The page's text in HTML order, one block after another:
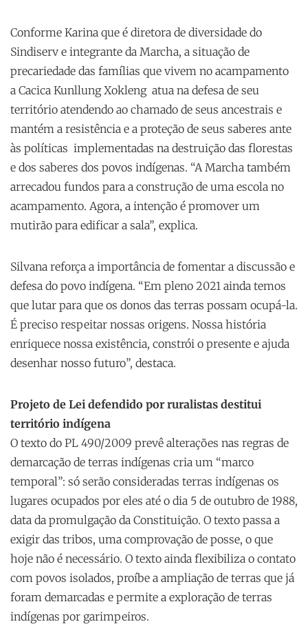
Conforme Karina que é diretora de diversidade do
Sindiserv e integrante da Marcha, a situação de
precariedade das famílias que vivem no acampamento
a Cacica Kunllung Xokleng atua na defesa de seu
território atendendo ao chamado de seus ancestrais e
mantém a resistência e a proteção de seus saberes ante
às políticas implementadas na destruição das florestas
e dos saberes dos povos indígenas. “A Marcha também
arrecadou fundos para a construção de uma escola no
acampamento. Agora, a intenção é promover um
mutirão para edificar a sala”, explica.
Silvana reforça a importância de fomentar a discussão e
defesa do povo indígena. “Em pleno 2021 ainda temos
que lutar para que os donos das terras possam ocupá-la.
É preciso respeitar nossas origens. Nossa história
enriquece nossa existência, constrói o presente e ajuda
desenhar nosso futuro”, destaca.
Projeto de Lei defendido por ruralistas destitui
território indígena
O texto do PL 490/2009 prevê alterações nas regras de
demarcação de terras indígenas cria um “marco
temporal”: só serão consideradas terras indígenas os
lugares ocupados por eles até o dia 5 de outubro de 1988,
data da promulgação da Constituição. O texto passa a
exigir das tribos, uma comprovação de posse, o que
hoje não é necessário. O texto ainda flexibiliza o contato
com povos isolados, proíbe a ampliação de terras que já
foram demarcadas e permite a exploração de terras
indígenas por garimpeiros.